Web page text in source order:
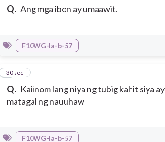
Q. Ang mga ibon ay umaawit.
F10WG-Ia-b-57
Q. Kaiinom lang niya ng tubig kahit siya ay
matagal ng nauuhaw
4
30 sec
F10WG-Ia-b-57